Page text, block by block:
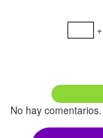
No hay comentarios.